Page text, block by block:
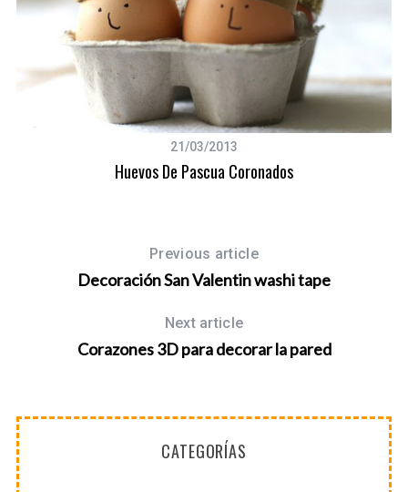
21/03/2013
Huevos De Pascua Coronados
Previous article
Decoración San Valentin washi tape
Next article
Corazones 3D para decorar la pared
CATEGORÍAS
e
a
r